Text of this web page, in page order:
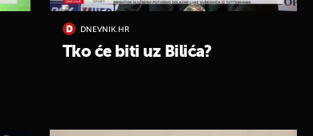
DNEVNIK.HR
Tko će biti uz Bilića?